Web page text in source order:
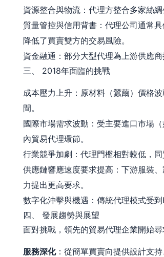
資源整合與物流：代理方整合多家絲
質量管控與信用背書：代理公司通常
降低了買賣雙方的交易風險。
資金融通：部分大型代理為上游供應
三、 2018年面臨的挑戰
成本壓力上升：原材料（蠶繭）價格
間。
國際市場需求波動：受主要進口市場
內貿易代理環節。
行業競爭加劇：代理門檻相對較低，
供應鏈響應速度要求提高：下游服裝
力提出更高要求。
數字化沖擊與機遇：傳統代理模式受
四、 發展趨勢與展望
面對挑戰，領先的貿易代理企業開始尋
服務深化：從簡單買賣向提供設計支